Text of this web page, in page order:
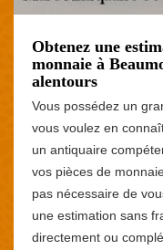
Obtenez une
monnaie à
alentours
Vous possédez un
vous voulez en
un antiquaire
vos pièces de
pas nécessaire de
une estimation sans
directement ou